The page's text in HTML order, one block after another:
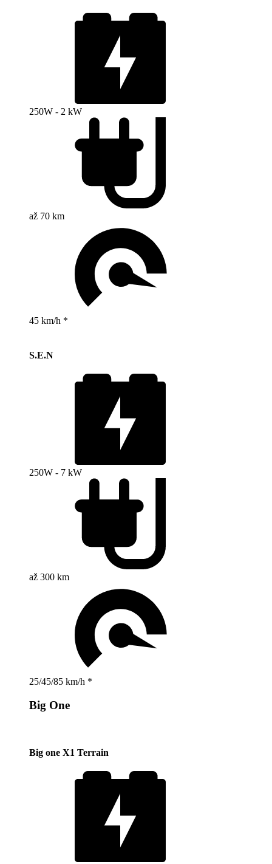
250W - 2 kW
až 70 km
45 km/h *
S.E.N
250W - 7 kW
až 300 km
25/45/85 km/h *
Big One
Big one X1 Terrain